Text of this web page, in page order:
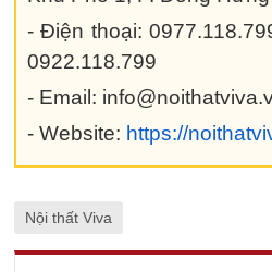
- Điện thoại:
0922.118.799
- Email:
- Website: https://
Nội thất Viva